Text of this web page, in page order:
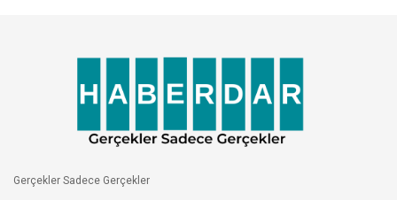
Gerçekler Sadece Gerçekler